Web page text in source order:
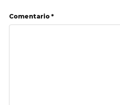
Comentario *